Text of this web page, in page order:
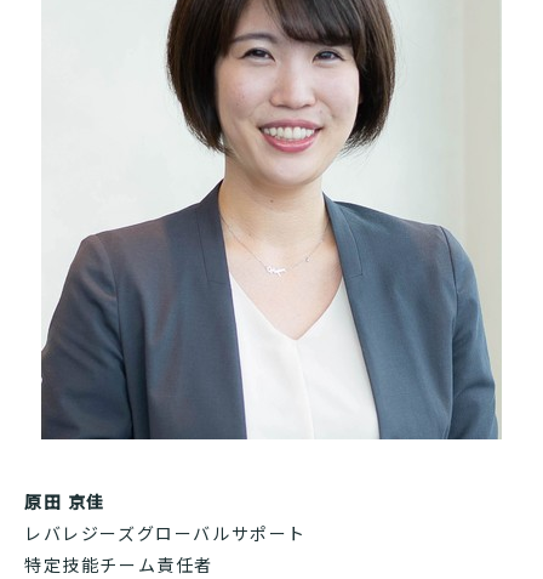
原田 京佳
レバレジーズグローバルサポート
特定技能チーム責任者